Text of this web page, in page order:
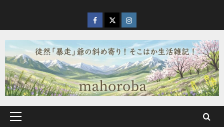
を
ス
キ
ッ
プ
facebook
X Instagram
メ